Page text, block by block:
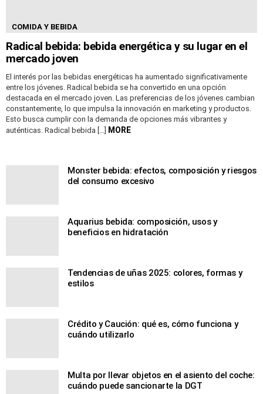
COMIDA Y BEBIDA
Radical bebida: bebida energética y su lugar en el
mercado joven
El interés por las bebidas energéticas ha aumentado significativamente
entre los jóvenes. Radical bebida se ha convertido en una opción
destacada en el mercado joven. Las preferencias de los jóvenes cambian
constantemente, lo que impulsa la innovación en marketing y productos.
Esto busca cumplir con la demanda de opciones más vibrantes y
auténticas. Radical bebida […] MORE
Monster bebida: efectos, composición y riesgos
del consumo excesivo
Aquarius bebida: composición, usos y
beneficios en hidratación
Tendencias de uñas 2025: colores, formas y
estilos
Crédito y Caución: qué es, cómo funciona y
cuándo utilizarlo
Multa por llevar objetos en el asiento del coche:
cuándo puede sancionarte la DGT